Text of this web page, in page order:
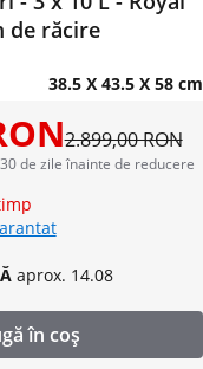
de răcire
38.5 X 43.5 X 58 cm
2.899,00 RON
de zile înainte de reducere
aprox. 14.08
în coș